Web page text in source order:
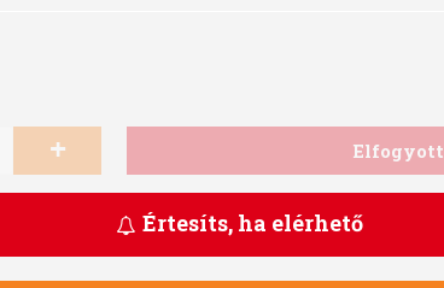
+ Elfogyott
Értesíts, ha elérhető